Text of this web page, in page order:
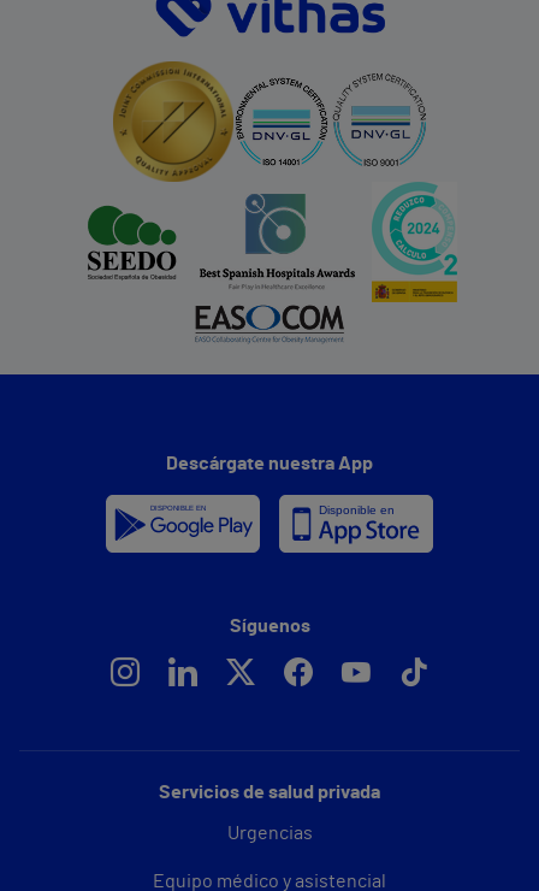
Servicios de salud privada
Urgencias
Equipo médico y asistencial
Descárgate nuestra App
Síguenos